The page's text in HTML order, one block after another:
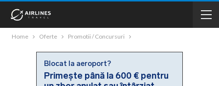
Home Oferte Promotii / Concursuri